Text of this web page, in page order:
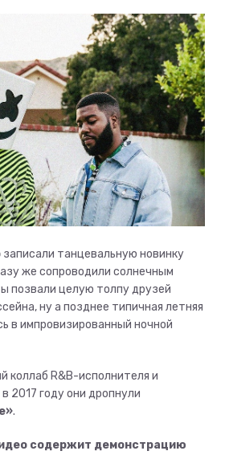
записали танцевальную новинку
же сопроводили солнечным
позвали целую толпу друзей
ну а позднее типичная летняя
в импровизированный ночной
коллаб R&B-исполнителя и
2017 году они дропнули
.
содержит демонстрацию